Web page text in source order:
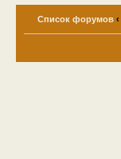
Список форумов ‹